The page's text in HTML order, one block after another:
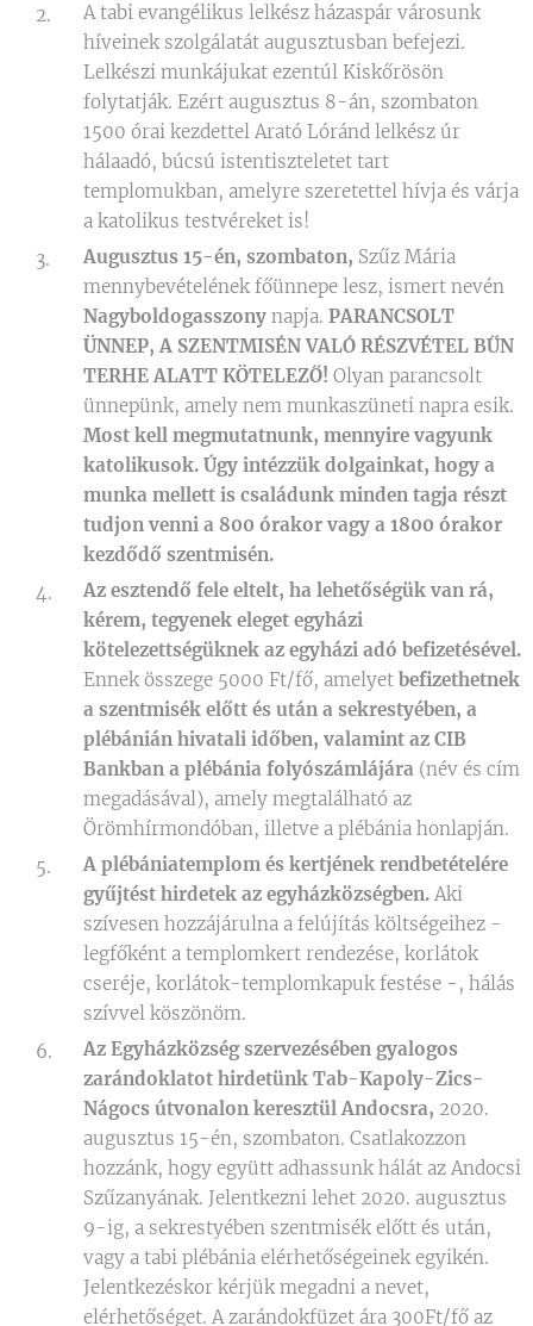
A tabi evangélikus lelkész házaspár városunk
híveinek szolgálatát augusztusban befejezi.
Lelkészi munkájukat ezentúl Kiskőrösön
folytatják. Ezért augusztus 8-án, szombaton
1500 órai kezdettel Arató Lóránd lelkész úr
hálaadó, búcsú istentiszteletet tart
templomukban, amelyre szeretettel hívja és várja
a katolikus testvéreket is!
Augusztus 15-én, szombaton, Szűz Mária
mennybevételének főünnepe lesz, ismert nevén
Nagyboldogasszony napja. PARANCSOLT
ÜNNEP, A SZENTMISÉN VALÓ RÉSZVÉTEL BŰN
TERHE ALATT KÖTELEZŐ! Olyan parancsolt
ünnepünk, amely nem munkaszüneti napra esik.
Most kell megmutatnunk, mennyire vagyunk
katolikusok. Úgy intézzük dolgainkat, hogy a
munka mellett is családunk minden tagja részt
tudjon venni a 800 órakor vagy a 1800 órakor
kezdődő szentmisén.
Az esztendő fele eltelt, ha lehetőségük van rá,
kérem, tegyenek eleget egyházi
kötelezettségüknek az egyházi adó befizetésével.
Ennek összege 5000 Ft/fő, amelyet befizethetnek
a szentmisék előtt és után a sekrestyében, a
plébánián hivatali időben, valamint az CIB
Bankban a plébánia folyószámlájára (név és cím
megadásával), amely megtalálható az
Örömhírmondóban, illetve a plébánia honlapján.
A plébániatemplom és kertjének rendbetételére
gyűjtést hirdetek az egyházközségben. Aki
szívesen hozzájárulna a felújítás költségeihez -
legfőként a templomkert rendezése, korlátok
cseréje, korlátok-templomkapuk festése -, hálás
szívvel köszönöm.
Az Egyházközség szervezésében gyalogos
zarándoklatot hirdetünk Tab-Kapoly-Zics-
Nágocs útvonalon keresztül Andocsra, 2020.
augusztus 15-én, szombaton. Csatlakozzon
hozzánk, hogy együtt adhassunk hálát az Andocsi
Szűzanyának. Jelentkezni lehet 2020. augusztus
9-ig, a sekrestyében szentmisék előtt és után,
vagy a tabi plébánia elérhetőségeinek egyikén.
Jelentkezéskor kérjük megadni a nevet,
elérhetőséget. A zarándokfüzet ára 300Ft/fő az